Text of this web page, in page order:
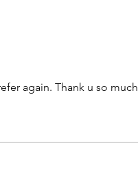
again. Thank u so much